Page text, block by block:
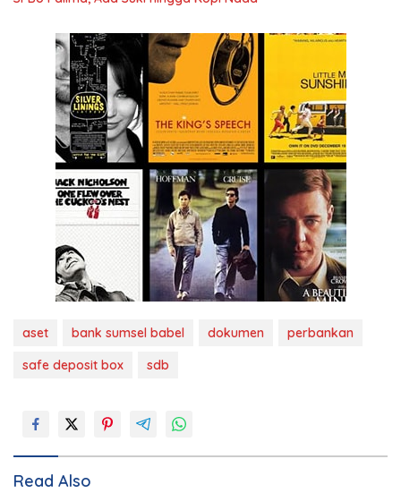
aset bank sumsel babel dokumen
perbankan
safe deposit box
sdb
Read Also